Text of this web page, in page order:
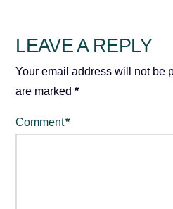
LEAVE A REPLY
Your email address will not be
are marked*
Comment*